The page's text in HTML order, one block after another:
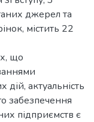
джерел та
містить 22
що
дій, актуальність
забезпечення
підприємств є